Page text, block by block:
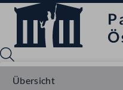
Übersicht